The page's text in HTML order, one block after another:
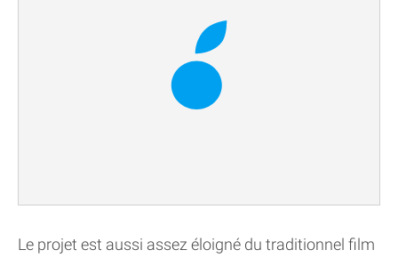
Le projet est aussi assez éloigné du traditionnel film